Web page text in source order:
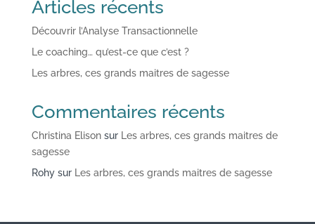
Articles récents
Découvrir l’Analyse Transactionnelle
Le coaching… qu’est-ce que c’est ?
Les arbres, ces grands maitres de sagesse
Commentaires récents
Christina Elisonsur Les arbres, ces grands maitres de
sagesse
Rohysur Les arbres, ces grands maitres de sagesse